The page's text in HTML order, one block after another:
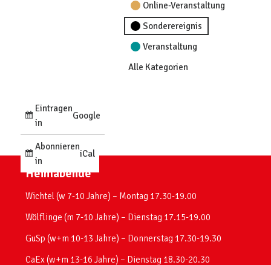
Online-Veranstaltung
Sonderereignis
Veranstaltung
Alle Kategorien
Eintragen
in
Google
Abonnieren
in
iCal
Heimabende
Wichtel (w 7-10 Jahre) – Montag 17.30-19.00
Wölflinge (m 7-10 Jahre) – Dienstag 17.15-19.00
GuSp (w+m 10-13 Jahre) – Donnerstag 17.30-19.30
CaEx (w+m 13-16 Jahre) – Dienstag 18.30-20.30